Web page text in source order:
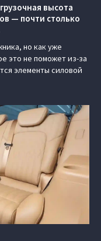
высота
— почти столько
но как уже
это не поможет из-за
элементы силовой